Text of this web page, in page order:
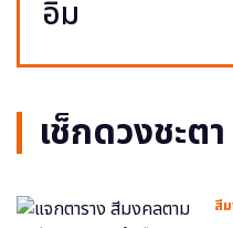
อิม
เช็กดวงชะตา
สี